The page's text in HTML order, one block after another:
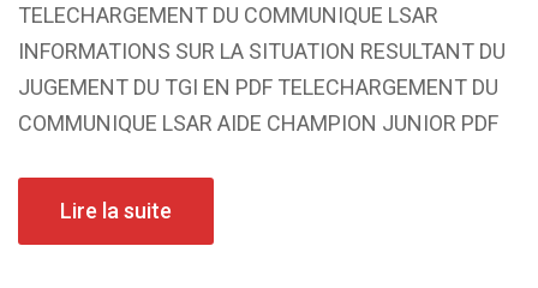
TELECHARGEMENT DU COMMUNIQUE LSAR
INFORMATIONS SUR LA SITUATION RESULTANT DU
JUGEMENT DU TGI EN PDF TELECHARGEMENT DU
COMMUNIQUE LSAR AIDE CHAMPION JUNIOR PDF
Lire la suite